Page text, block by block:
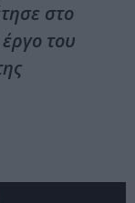
στο
του